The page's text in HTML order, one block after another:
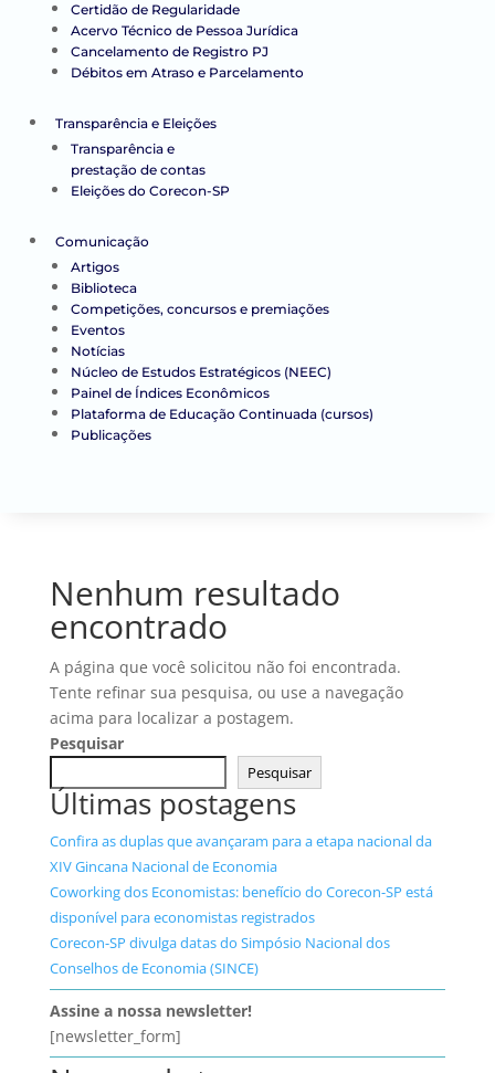
Certidão de Regularidade
Acervo Técnico de Pessoa Jurídica
Cancelamento de Registro PJ
Débitos em Atraso e Parcelamento
Transparência e Eleições
Transparência e
prestação de contas
Eleições do Corecon-SP
Comunicação
Artigos
Biblioteca
Competições, concursos e premiações
Eventos
Notícias
Núcleo de Estudos Estratégicos (NEEC)
Painel de Índices Econômicos
Plataforma de Educação Continuada (cursos)
Publicações
Nenhum resultado
encontrado
A página que você solicitou não foi encontrada.
Tente refinar sua pesquisa, ou use a navegação
acima para localizar a postagem.
Pesquisar
Pesquisar
Últimas postagens
Confira as duplas que avançaram para a etapa nacional da
XIV Gincana Nacional de Economia
Coworking dos Economistas: benefício do Corecon-SP está
disponível para economistas registrados
Corecon-SP divulga datas do Simpósio Nacional dos
Conselhos de Economia (SINCE)
Assine a nossa newsletter!
[newsletter_form]